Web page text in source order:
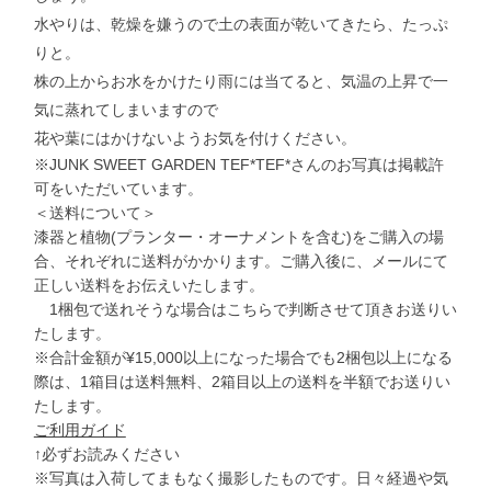
水やりは、乾燥を嫌うので土の表面が乾いてきたら、たっぷ
りと。
株の上からお水をかけたり雨には当てると、気温の上昇で一
気に蒸れてしまいますので
花や葉にはかけないようお気を付けください。
※JUNK SWEET GARDEN TEF*TEF*さんのお写真は掲載許
可をいただいています。
＜送料について＞
漆器と植物(プランター・オーナメントを含む)をご購入の場
合、それぞれに送料がかかります。ご購入後に、メールにて
正しい送料をお伝えいたします。
1梱包で送れそうな場合はこちらで判断させて頂きお送りい
たします。
※合計金額が¥15,000以上になった場合でも2梱包以上になる
際は、1箱目は送料無料、2箱目以上の送料を半額でお送りい
たします。
ご利用ガイド
↑必ずお読みください
※写真は入荷してまもなく撮影したものです。日々経過や気